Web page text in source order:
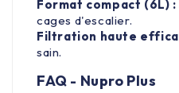
Format compact (6L) :
cages d'escalier.
Filtration haute
sain.
FAQ - Nupro Plus